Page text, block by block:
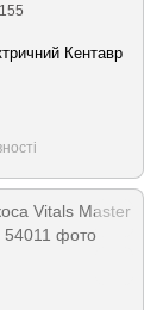
Кентавр